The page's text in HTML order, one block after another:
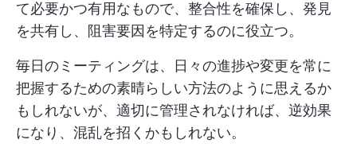
て必要かつ有用なもので、整合性を確保し、発見
を共有し、阻害要因を特定するのに役立つ。
毎日のミーティングは、日々の進捗や変更を常に
把握するための素晴らしい方法のように思えるか
もしれないが、適切に管理されなければ、逆効果
になり、混乱を招くかもしれない。